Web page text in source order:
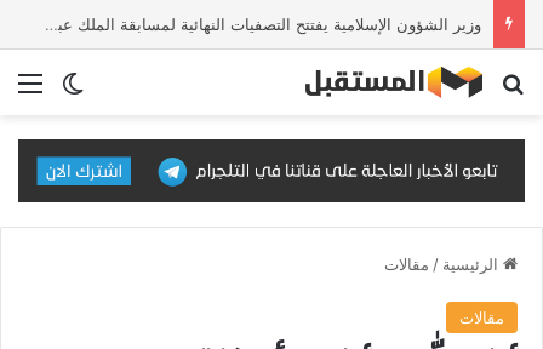
وزير الشؤون الإسلامية يفتتح التصفيات النهائية لمسابقة الملك عبدالعزيز الدولية للقرآن الكريم في دورتها الـ46
الوضع بحث عن
الرئيسية / مقالات
مقالات